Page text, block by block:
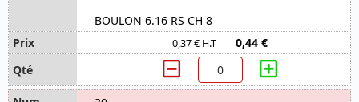
BOULON 6.16 RS CH 8
0,37 € H.T 0,44 €